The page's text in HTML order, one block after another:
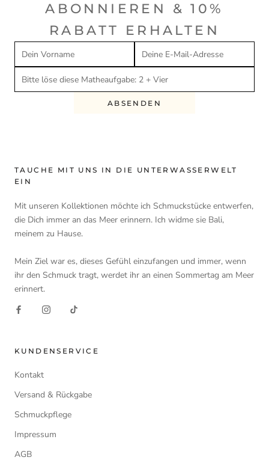
ABONNIEREN & 10%
RABATT ERHALTEN
ABSENDEN
TAUCHE MIT UNS IN DIE UNTERWASSERWELT
EIN
Mit unseren Kollektionen möchte ich Schmuckstücke entwerfen,
die Dich immer an das Meer erinnern. Ich widme sie Bali,
meinem zu Hause.
Mein Ziel war es, dieses Gefühl einzufangen und immer, wenn
ihr den Schmuck tragt, werdet ihr an einen Sommertag am Meer
erinnert.
KUNDENSERVICE
Kontakt
Versand & Rückgabe
Schmuckpflege
Impressum
AGB